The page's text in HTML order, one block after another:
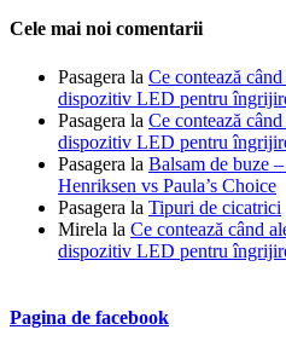
Cele mai noi comentarii
Pasagera la Ce contează
dispozitiv LED pentru
Pasagera la Ce contează
dispozitiv LED pentru
Pasagera la Balsam de buze
Henriksen vs Paula’s Choice
Pasagera la Tipuri de cicatrici
Mirela la Ce contează când
dispozitiv LED pentru
Pagina de facebook